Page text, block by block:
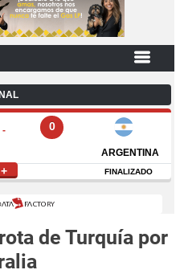
de Turquía por